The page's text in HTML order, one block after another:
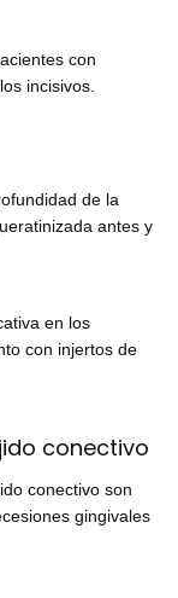
con
incisivos.
de la
antes y
en los
con injertos de
conectivo
conectivo son
gingivales